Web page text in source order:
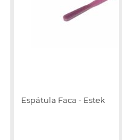
Espátula Faca - Estek